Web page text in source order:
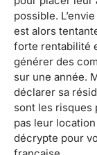
possible.
est alors
forte rentabilité
générer des
sur une année.
déclarer sa
sont les risques
pas leur
décrypte pour